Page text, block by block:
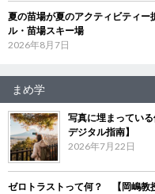
夏の苗場が夏のアクティビティ
ル・苗場スキー場
2026年8月7日
まめ学
写真に埋まってい
デジタル指南】
2026年7月22日
ゼロトラストって何？ 【岡嶋教